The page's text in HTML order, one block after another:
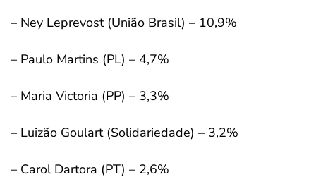
– Ney Leprevost (União Brasil) – 10,9%
– Paulo Martins (PL) – 4,7%
– Maria Victoria (PP) – 3,3%
– Luizão Goulart (Solidariedade) – 3,2%
– Carol Dartora (PT) – 2,6%